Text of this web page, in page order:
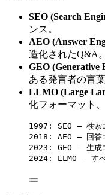
SEO (Search
ンス。
AEO (Answer
造化されたQ&A。
GEO (Generative
ある発言者の言葉
LLMO (Large
化フォーマット
1997: SEO — 検索
2018: AEO — 回答
2023: GEO — 生成
2024: LLMO — すべ